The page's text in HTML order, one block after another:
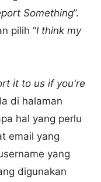
Something”.
pilih “I think my
it to us if you're
di halaman
hal yang perlu
email yang
yang
digunakan